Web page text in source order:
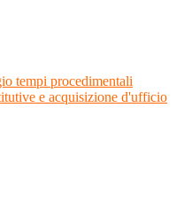
tempi procedimentali
e acquisizione d'ufficio